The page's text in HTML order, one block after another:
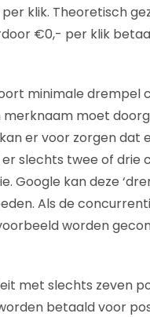
klik. Theoretisch
€0,- per klik
minimale drempel
moet
er voor zorgen dat
slechts twee of drie
Google kan deze
Als de
worden
met slechts zeven
betaald voor